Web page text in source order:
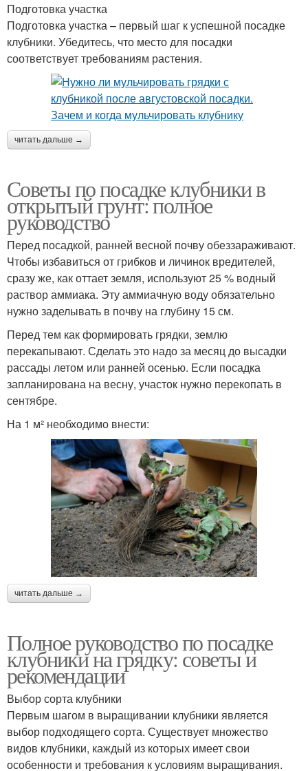
Подготовка участка
Подготовка участка – первый шаг к успешной посадке
клубники. Убедитесь, что место для посадки
соответствует требованиям растения.
читать дальше →
Советы по посадке клубники в
открытый грунт: полное
руководство
Перед посадкой, ранней весной почву обеззараживают.
Чтобы избавиться от грибков и личинок вредителей,
сразу же, как оттает земля, используют 25 % водный
раствор аммиака. Эту аммиачную воду обязательно
нужно заделывать в почву на глубину 15 см.
Перед тем как формировать грядки, землю
перекапывают. Сделать это надо за месяц до высадки
рассады летом или ранней осенью. Если посадка
запланирована на весну, участок нужно перекопать в
сентябре.
На 1 м² необходимо внести:
читать дальше →
Полное руководство по посадке
клубники на грядку: советы и
рекомендации
Выбор сорта клубники
Первым шагом в выращивании клубники является
выбор подходящего сорта. Существует множество
видов клубники, каждый из которых имеет свои
особенности и требования к условиям выращивания.